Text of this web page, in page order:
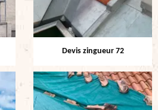
Devis zingueur 72